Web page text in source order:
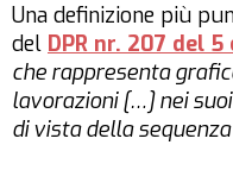
Una definizione più
del DPR nr. 207 del
che rappresenta
lavorazioni […] nei
di vista della